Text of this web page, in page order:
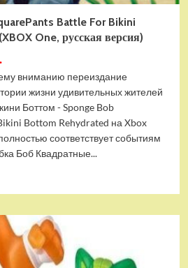
Battle For Bikini
One, русская версия)
вниманию переиздание
жизни удивительных жителей
Боттом - Sponge Bob
Bottom Rehydrated на Xbox
соответствует событиям
Боб Квадратные...